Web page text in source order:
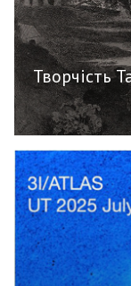
Творчість